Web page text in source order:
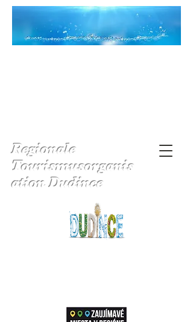
Regionale
Tourismusorganis
ation Dudince